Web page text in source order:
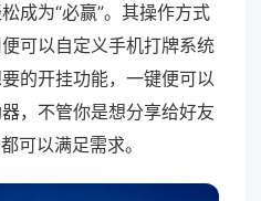
成为“必赢”。其操作方式
可以自定义手机打牌系统
的开挂功能，一键便可以
，不管你是想分享给好友
可以满足需求。